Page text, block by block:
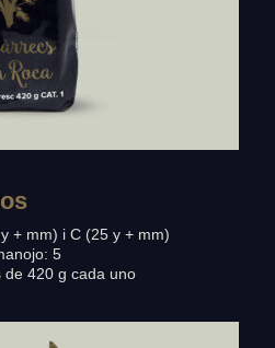
+ mm) i C (25 y + mm)
5
de 420 g cada uno